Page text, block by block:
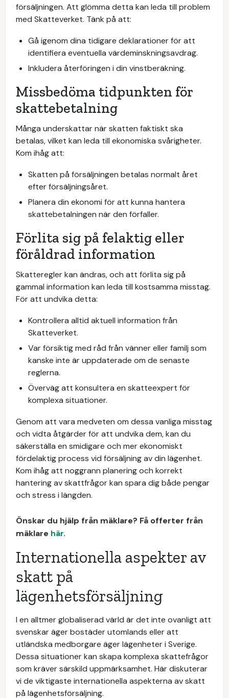
försäljningen. Att glömma detta kan leda till problem
med Skatteverket. Tänk på att:
Gå igenom dina tidigare deklarationer för att
identifiera eventuella värdeminskningsavdrag.
Inkludera återföringen i din vinstberäkning.
Missbedöma tidpunkten för
skattebetalning
Många underskattar när skatten faktiskt ska
betalas, vilket kan leda till ekonomiska svårigheter.
Kom ihåg att:
Skatten på försäljningen betalas normalt året
efter försäljningsåret.
Planera din ekonomi för att kunna hantera
skattebetalningen när den förfaller.
Förlita sig på felaktig eller
föråldrad information
Skatteregler kan ändras, och att förlita sig på
gammal information kan leda till kostsamma misstag.
För att undvika detta:
Kontrollera alltid aktuell information från
Skatteverket.
Var försiktig med råd från vänner eller familj som
kanske inte är uppdaterade om de senaste
reglerna.
Överväg att konsultera en skatteexpert för
komplexa situationer.
Genom att vara medveten om dessa vanliga misstag
och vidta åtgärder för att undvika dem, kan du
säkerställa en smidigare och mer ekonomiskt
fördelaktig process vid försäljning av din lägenhet.
Kom ihåg att noggrann planering och korrekt
hantering av skattfrågor kan spara dig både pengar
och stress i längden.
Önskar du hjälp från mäklare? Få offerter från
mäklare här.
Internationella aspekter av
skatt på
lägenhetsförsäljning
I en alltmer globaliserad värld är det inte ovanligt att
svenskar äger bostäder utomlands eller att
utländska medborgare äger lägenheter i Sverige.
Dessa situationer kan skapa komplexa skattefrågor
som kräver särskild uppmärksamhet. Här diskuterar
vi de viktigaste internationella aspekterna av skatt
på lägenhetsförsäljning.